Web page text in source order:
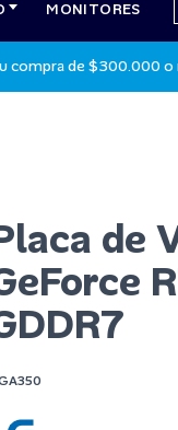
MONITORES
compra de $300.000 o
de